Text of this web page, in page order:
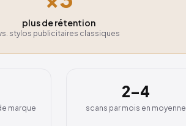
plus de rétention
stylos publicitaires classiques
marque
2–4
scans par mois en moyenne